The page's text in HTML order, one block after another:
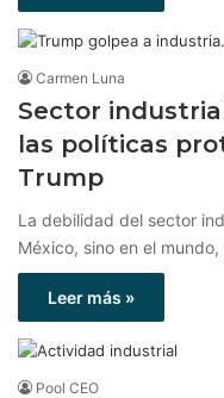
Carmen Luna
Sector
las políticas
Trump
La debilidad del sector
México, sino en el
Leer más »
Pool CEO